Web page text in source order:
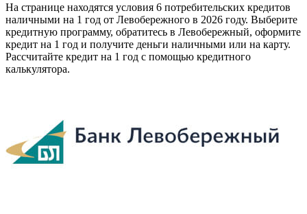
На странице находятся условия 6 потребительских кредитов
наличными на 1 год от Левобережного в 2026 году. Выберите
кредитную программу, обратитесь в Левобережный, оформите
кредит на 1 год и получите деньги наличными или на карту.
Рассчитайте кредит на 1 год с помощью кредитного
калькулятора.